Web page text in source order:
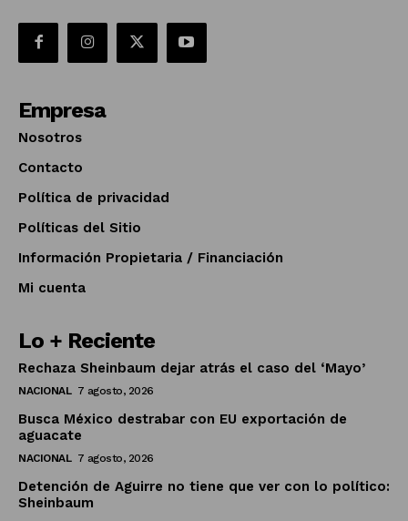
Empresa
Nosotros
Contacto
Política de privacidad
Políticas del Sitio
Información Propietaria / Financiación
Mi cuenta
Lo + Reciente
Rechaza Sheinbaum dejar atrás el caso del ‘Mayo’
NACIONAL 7 agosto, 2026
Busca México destrabar con EU exportación de
aguacate
NACIONAL 7 agosto, 2026
Detención de Aguirre no tiene que ver con lo político:
Sheinbaum